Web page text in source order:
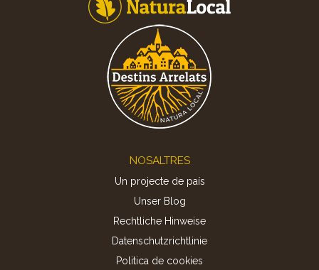
NOSALTRES
Un projecte de país
Unser Blog
Rechtliche Hinweise
Datenschutzrichtlinie
Politica de cookies